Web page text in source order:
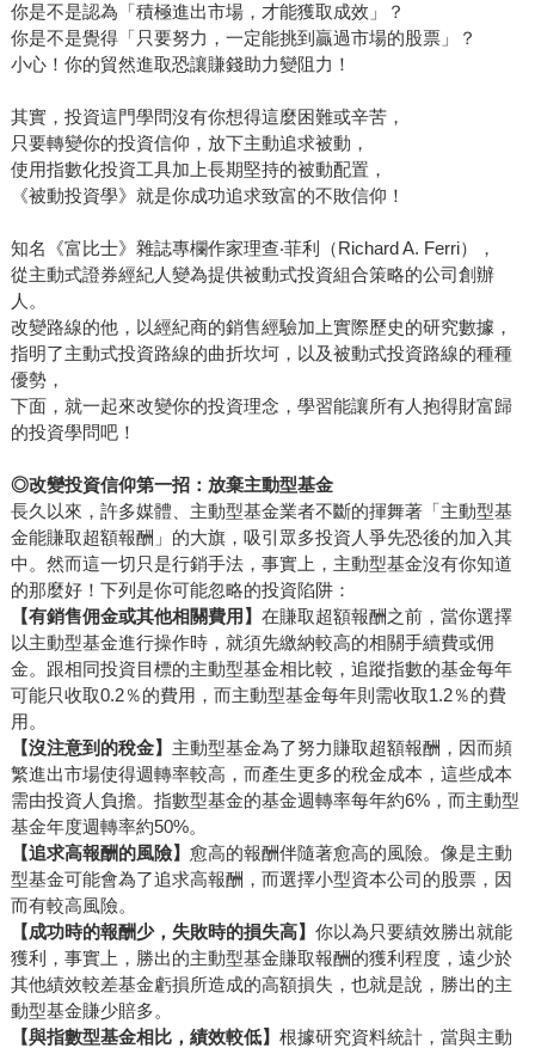
你是不是認為「積極進出市場，才能獲取成效」？
你是不是覺得「只要努力，一定能挑到贏過市場的股票」？
小心！你的貿然進取恐讓賺錢助力變阻力！
其實，投資這門學問沒有你想得這麼困難或辛苦，
只要轉變你的投資信仰，放下主動追求被動，
使用指數化投資工具加上長期堅持的被動配置，
《被動投資學》就是你成功追求致富的不敗信仰！
知名《富比士》雜誌專欄作家理查‧菲利（Richard A. Ferri），
從主動式證券經紀人變為提供被動式投資組合策略的公司創辦
人。
改變路線的他，以經紀商的銷售經驗加上實際歷史的研究數據，
指明了主動式投資路線的曲折坎坷，以及被動式投資路線的種種
優勢，
下面，就一起來改變你的投資理念，學習能讓所有人抱得財富歸
的投資學問吧！
◎改變投資信仰第一招：放棄主動型基金
長久以來，許多媒體、主動型基金業者不斷的揮舞著「主動型基
金能賺取超額報酬」的大旗，吸引眾多投資人爭先恐後的加入其
中。然而這一切只是行銷手法，事實上，主動型基金沒有你知道
的那麼好！下列是你可能忽略的投資陷阱：
【有銷售佣金或其他相關費用】 在賺取超額報酬之前，當你選擇
以主動型基金進行操作時，就須先繳納較高的相關手續費或佣
金。跟相同投資目標的主動型基金相比較，追蹤指數的基金每年
可能只收取0.2％的費用，而主動型基金每年則需收取1.2％的費
用。
【沒注意到的稅金】 主動型基金為了努力賺取超額報酬，因而頻
繁進出市場使得週轉率較高，而產生更多的稅金成本，這些成本
需由投資人負擔。指數型基金的基金週轉率每年約6%，而主動型
基金年度週轉率約50%。
【追求高報酬的風險】 愈高的報酬伴隨著愈高的風險。像是主動
型基金可能會為了追求高報酬，而選擇小型資本公司的股票，因
而有較高風險。
【成功時的報酬少，失敗時的損失高】 你以為只要績效勝出就能
獲利，事實上，勝出的主動型基金賺取報酬的獲利程度，遠少於
其他績效較差基金虧損所造成的高額損失，也就是說，勝出的主
動型基金賺少賠多。
【與指數型基金相比，績效較低】 根據研究資料統計，當與主動